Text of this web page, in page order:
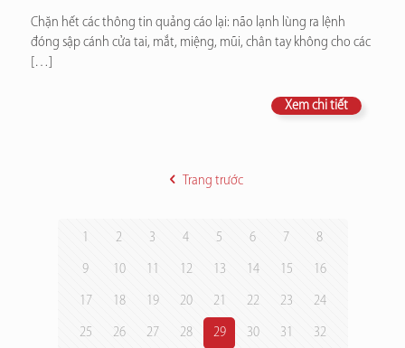
Chặn hết các thông tin quảng cáo lại: não lạnh lùng ra lệnh
đóng sập cánh cửa tai, mắt, miệng, mũi, chân tay không cho các
[…]
Xem chi tiết
Trang trước
1 2 3 4 5 6 7 8
9 10 11 12 13 14 15 16
17 18 19 20 21 22 23 24
25 26 27 28 29 30 31 32